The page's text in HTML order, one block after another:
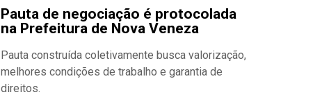
Pauta de negociação é protocolada
na Prefeitura de Nova Veneza
Pauta construída coletivamente busca valorização,
melhores condições de trabalho e garantia de
direitos.